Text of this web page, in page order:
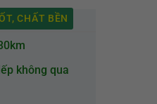
CHẤT BỀN
không qua